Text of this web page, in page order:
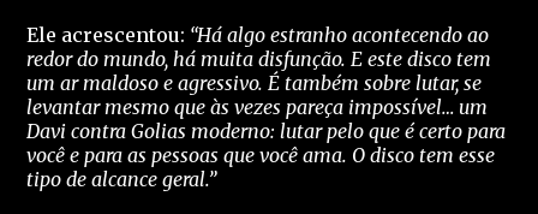
Ele acrescentou: “Há algo estranho acontecendo ao
redor do mundo, há muita disfunção. E este disco tem
um ar maldoso e agressivo. É também sobre lutar, se
levantar mesmo que às vezes pareça impossível… um
Davi contra Golias moderno: lutar pelo que é certo para
você e para as pessoas que você ama. O disco tem esse
tipo de alcance geral.”